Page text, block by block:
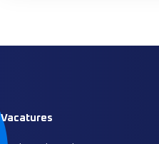
Vacatures